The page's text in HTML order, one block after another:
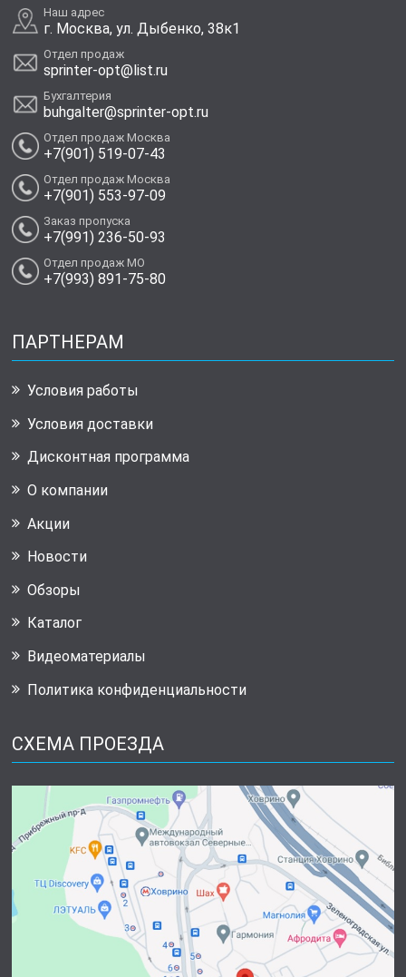
Наш адрес
г. Москва, ул. Дыбенко, 38к1
Отдел продаж
sprinter-opt@list.ru
Бухгалтерия
buhgalter@sprinter-opt.ru
Отдел продаж Москва
+7(901) 519-07-43
Отдел продаж Москва
+7(901) 553-97-09
Заказ пропуска
+7(991) 236-50-93
Отдел продаж МО
+7(993) 891-75-80
ПАРТНЕРАМ
Условия работы
Условия доставки
Дисконтная программа
О компании
Акции
Новости
Обзоры
Каталог
Видеоматериалы
Политика конфиденциальности
СХЕМА ПРОЕЗДА